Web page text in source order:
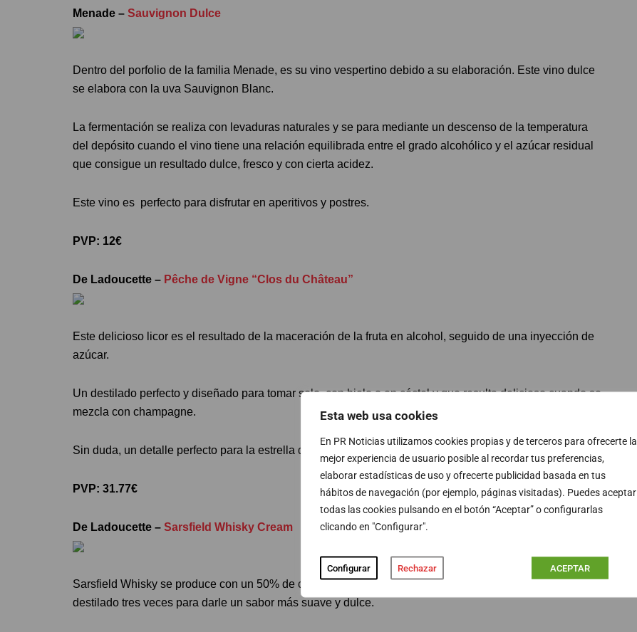
Esta web usa cookies
En PR Noticias utilizamos cookies propias y de terceros para ofrecerte la
mejor experiencia de usuario posible al recordar tus preferencias,
elaborar estadísticas de uso y ofrecerte publicidad basada en tus
hábitos de navegación (por ejemplo, páginas visitadas). Puedes aceptar
todas las cookies pulsando en el botón “Aceptar” o configurarlas
clicando en "Configurar".
Configurar Rechazar ACEPTAR
Menade – Sauvignon Dulce
Dentro del porfolio de la familia Menade, es su vino vespertino debido a su elaboración. Este vino dulce
se elabora con la uva Sauvignon Blanc.
La fermentación se realiza con levaduras naturales y se para mediante un descenso de la temperatura
del depósito cuando el vino tiene una relación equilibrada entre el grado alcohólico y el azúcar residual
que consigue un resultado dulce, fresco y con cierta acidez.
Este vino es perfecto para disfrutar en aperitivos y postres.
PVP: 12€
De Ladoucette – Pêche de Vigne “Clos du Château”
Este delicioso licor es el resultado de la maceración de la fruta en alcohol, seguido de una inyección de
azúcar.
Un destilado perfecto y diseñado para tomar solo, con hielo o en cóctel y que resulta delicioso cuando se
mezcla con champagne.
Sin duda, un detalle perfecto para la estrella de la casa en su día más especial.
PVP: 31.77€
De Ladoucette – Sarsfield Whisky Cream
Sarsfield Whisky se produce con un 50% de crema de leche irlandesa. Se utiliza whisky Jameson
destilado tres veces para darle un sabor más suave y dulce.